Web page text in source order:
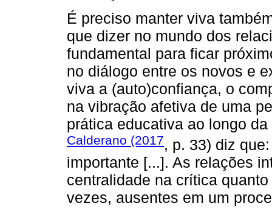
É preciso manter viva
que dizer no mundo dos
fundamental para ficar
no diálogo entre os novos e
viva a (auto)confiança, o
na vibração afetiva de uma
prática educativa ao longo
Calderano (2017, p. 33) diz que:
importante [...]. As relações
centralidade na crítica
vezes, ausentes em um